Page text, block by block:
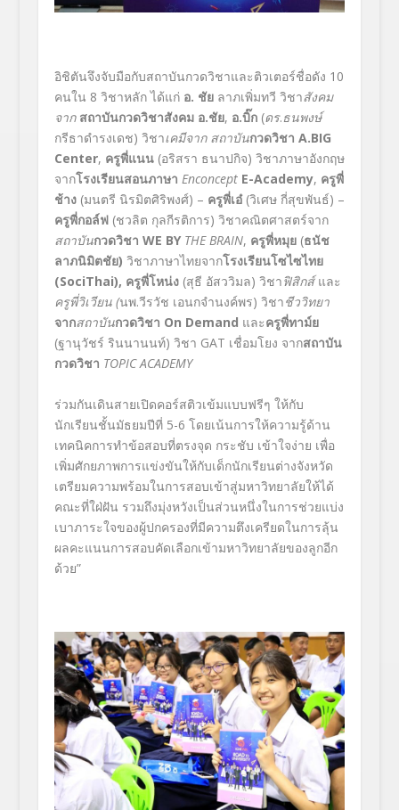
อิชิตันจึงจับมือกับสถาบันกวดวิชาและติวเตอร์ชื่อดัง 10
คนใน 8 วิชาหลัก ได้แก่ อ. ชัยลาภเพิ่มทวี วิชาสังคม
จาก สถาบันกวดวิชาสังคม อ.ชัย, อ.บิ๊ก (ดร.ธนพงษ์
กรีธาดำรงเดช) วิชาเคมีจาก สถาบันกวดวิชา A.BIG
Center, ครูพี่แนน(อริสรา ธนาปกิจ) วิชาภาษาอังกฤษ
จากโรงเรียนสอนภาษา EnconceptE-Academy, ครูพี่
ช้าง(มนตรี นิรมิตศิริพงศ์) – ครูพี่เอ๋(วิเศษ กี่สุขพันธ์) –
ครูพี่กอล์ฟ(ชวลิต กุลกีรติการ) วิชาคณิตศาสตร์จาก
สถาบันกวดวิชา WE BY THE BRAIN, ครูพี่หมุย(ธนัช
ลาภนิมิตชัย) วิชาภาษาไทยจากโรงเรียนโซไซไทย
(SociThai), ครูพี่โหน่ง(สุธี อัสววิมล) วิชาฟิสิกส์และ
ครูพี่วิเวียน (นพ.วีรวัช เอนกจำนงค์พร) วิชาชีววิทยา
จากสถาบันกวดวิชา On Demand และครูพี่ทาม์ย
(ฐานุวัชร์ รินนานนท์) วิชา GAT เชื่อมโยง จากสถาบัน
กวดวิชา TOPIC ACADEMY
ร่วมกันเดินสายเปิดคอร์สติวเข้มแบบฟรีๆ ให้กับ
นักเรียนชั้นมัธยมปีที่ 5-6 โดยเน้นการให้ความรู้ด้าน
เทคนิคการทำข้อสอบที่ตรงจุด กระชับ เข้าใจง่าย เพื่อ
เพิ่มศักยภาพการแข่งขันให้กับเด็กนักเรียนต่างจังหวัด
เตรียมความพร้อมในการสอบเข้าสู่มหาวิทยาลัยให้ได้
คณะที่ใฝ่ฝัน รวมถึงมุ่งหวังเป็นส่วนหนึ่งในการช่วยแบ่ง
เบาภาระใจของผู้ปกครองที่มีความตึงเครียดในการลุ้น
ผลคะแนนการสอบคัดเลือกเข้ามหาวิทยาลัยของลูกอีก
ด้วย”